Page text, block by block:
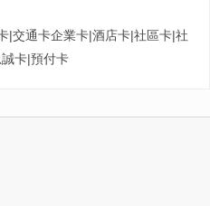
|交通卡企業卡|酒店卡|社區卡|社
卡|預付卡